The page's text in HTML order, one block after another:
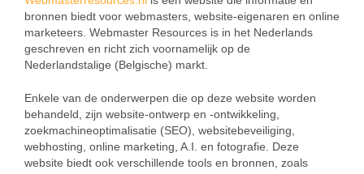
bronnen biedt voor webmasters, website-eigenaren en online
marketeers. Webmaster Resources is in het Nederlands
geschreven en richt zich voornamelijk op de
Nederlandstalige (Belgische) markt.
Enkele van de onderwerpen die op deze website worden
behandeld, zijn website-ontwerp en -ontwikkeling,
zoekmachineoptimalisatie (SEO), websitebeveiliging,
webhosting, online marketing, A.I. en fotografie. Deze
website biedt ook verschillende tools en bronnen, zoals